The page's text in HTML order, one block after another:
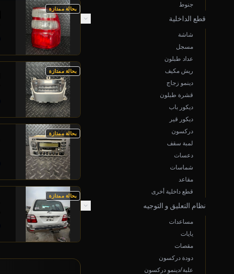
جنوط
قطع الداخلية
شاشة
مسجل
عداد طبلون
ريش مكيف
دينمو زجاج
قشرة طبلون
ديكور باب
ديكور قير
دركسون
لمبة سقف
دعسات
شماسات
مقاعد
قطع داخلية أخرى
نظام التعليق و التوجيه
مساعدات
يايات
مقصات
دودة دركسون
علبة/دينمو دركسون
بحالة ممتازة
بحالة ممتازة
بحالة ممتازة
بحالة ممتازة